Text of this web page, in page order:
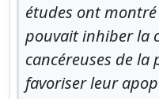
études ont
pouvait inhiber la
cancéreuses de
favoriser leur